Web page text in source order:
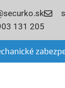
131 205